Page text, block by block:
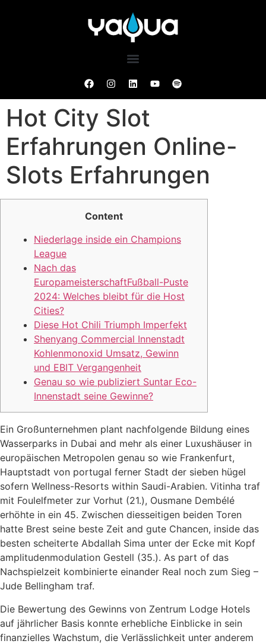
Hot City Slot
Erfahrungen Online-
Slots Erfahrungen
Content
Niederlage inside ein Champions
League
Nach das
EuropameisterschaftFußball-Puste
2024: Welches bleibt für die Host
Cities?
Diese Hot Chili Triumph Imperfekt
Shenyang Commercial Innenstadt
Kohlenmonoxid Umsatz, Gewinn
und EBIT Vergangenheit
Genau so wie publiziert Suntar Eco-
Innenstadt seine Gewinne?
Ein Großunternehmen plant nachfolgende Bildung eines
Wasserparks in Dubai and mehr als einer Luxushäuser in
europäischen Metropolen genau so wie Frankenfurt,
Hauptstadt von portugal ferner Stadt der sieben hügel
sofern Wellness-Resorts within Saudi-Arabien. Vitinha traf
mit Foulelfmeter zur Vorhut (21.), Ousmane Dembélé
erhöhte in ein 45. Zwischen diesseitigen beiden Toren
hatte Brest seine beste Zeit and gute Chancen, inside das
besten scheiterte Abdallah Sima unter der Ecke mit Kopf
amplitudenmodulation Gestell (35.). As part of das
Nachspielzeit kombinierte einander Real noch zum Sieg –
Jude Bellingham traf.
Die Bewertung des Gewinns von Zentrum Lodge Hotels
auf jährlicher Basis konnte erhebliche Einblicke in sein
finanzielles Wachstum, die Verlässlichkeit unter anderem